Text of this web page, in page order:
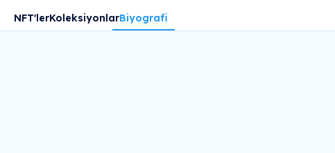
NFT'lerKoleksiyonlarBiyografi